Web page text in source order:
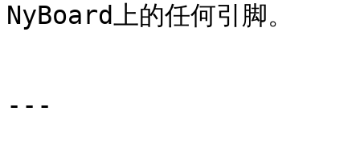
NyBoard上的任何引脚。
---